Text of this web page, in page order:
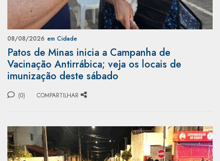
08/08/2026 em Cidade
Patos de Minas inicia a Campanha de
Vacinação Antirrábica; veja os locais de
imunização deste sábado
(0) COMPARTILHAR